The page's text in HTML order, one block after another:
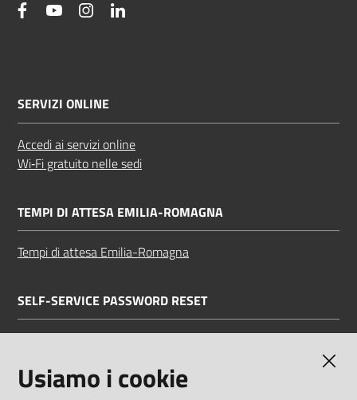
facebookYouTube Instagram
SERVIZI ONLINE
Accedi ai servizi online
Wi‑Fi gratuito nelle sedi
TEMPI DI ATTESA EMILIA-ROMAGNA
Tempi di attesa Emilia-Romagna
SELF-SERVICE PASSWORD RESET
Usiamo i cookie